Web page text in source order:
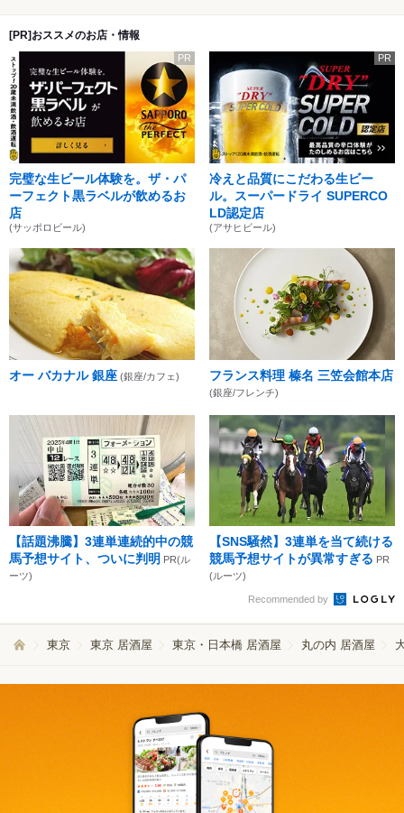
[PR]おススメのお店・情報
PR
完璧な生ビール体験を。ザ・パ
ーフェクト黒ラベルが飲めるお
店
(サッポロビール)
PR
冷えと品質にこだわる生ビー
ル。スーパードライ SUPERCO
LD認定店
(アサヒビール)
オー バカナル 銀座 (銀座/カフェ) フランス料理 榛名 三笠会館本店
(銀座/フレンチ)
【話題沸騰】3連単連続的中の競
馬予想サイト、ついに判明 PR(ル
ーツ)
【SNS騒然】3連単を当て続ける
競馬予想サイトが異常すぎる PR
(ルーツ)
Recommended by
東京 東京 居酒屋 東京・日本橋 居酒屋 丸の内 居酒屋